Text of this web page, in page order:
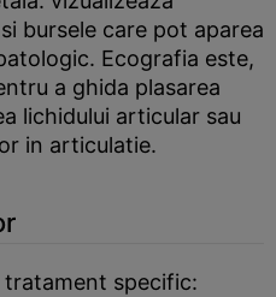
bursele care pot aparea
Ecografia este,
a ghida plasarea
lichidului articular sau
in articulatie.
specific: